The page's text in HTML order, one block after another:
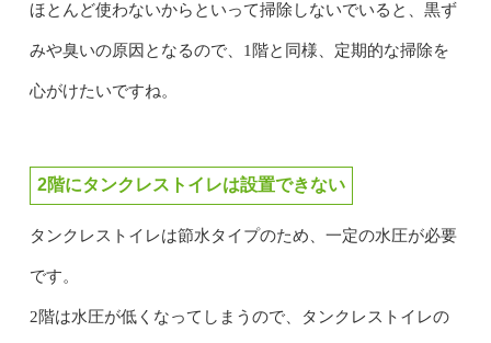
ほとんど使わないからといって掃除しないでいると、黒ず
みや臭いの原因となるので、1階と同様、定期的な掃除を
心がけたいですね。
2階にタンクレストイレは設置できない
タンクレストイレは節水タイプのため、一定の水圧が必要
です。
2階は水圧が低くなってしまうので、タンクレストイレの